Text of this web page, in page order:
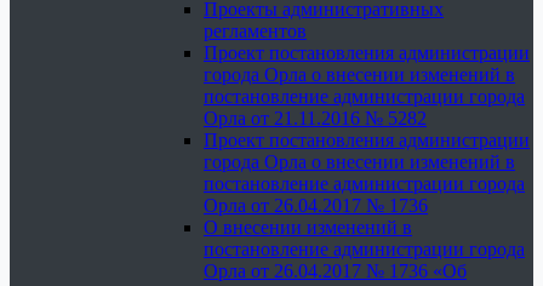
Проекты административных
регламентов
Проект постановления администрации
города Орла о внесении изменений в
постановление администрации города
Орла от 21.11.2016 № 5282
Проект постановления администрации
города Орла о внесении изменений в
постановление администрации города
Орла от 26.04.2017 № 1736
О внесении изменений в
постановление администрации города
Орла от 26.04.2017 № 1736 «Об